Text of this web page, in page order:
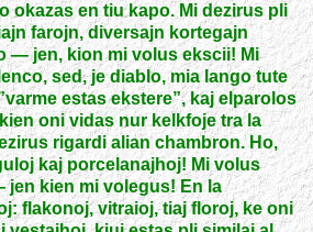
okazas en tiu kapo. Mi dezirus pli
farojn, diversajn kortegajn
— jen, kion mi volus ekscii! Mi
sed, je diablo, mia lango tute
estas ekstere”, kaj elparolos
oni vidas nur kelkfoje tra la
rigardi alian chambron. Ho,
kaj porcelanajhoj! Mi volus
kien mi volegus! En la
flakonoj, vitraioj, tiaj floroj, ke oni